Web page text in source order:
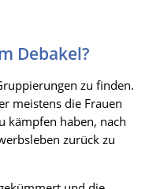
Debakel?
zu finden.
meistens die Frauen
kämpfen haben, nach
zurück zu